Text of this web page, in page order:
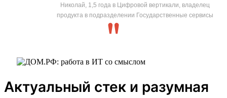
Николай, 1,5 года в Цифровой вертикали, владелец
продукта в подразделении Государственные сервисы
Актуальный стек и разумная